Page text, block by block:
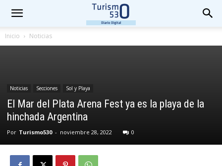
Inicio Noticias
Noticias Secciones Sol y Playa
El Mar del Plata Arena Fest ya es la playa de la
hinchada Argentina
Por Turismo530 - noviembre 28, 2022 0